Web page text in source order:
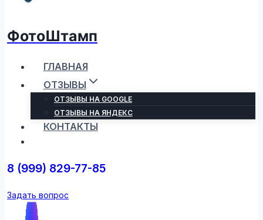
ФотоШтамп
ГЛАВНАЯ
ОТЗЫВЫ
ОТЗЫВЫ НА GOOGLE
ОТЗЫВЫ НА ЯНДЕКС
КОНТАКТЫ
8 (999) 829-77-85
Задать вопрос